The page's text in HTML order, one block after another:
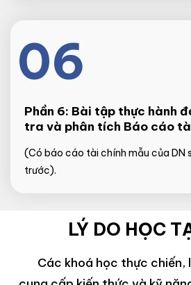
06
Phần 6: Bài tập thực hành
tra và phân tích Báo cáo
(Có báo cáo tài chính mẫu của DN
trước).
LÝ DO HỌC
Các khoá học thực chiến,